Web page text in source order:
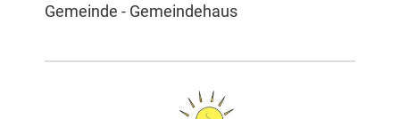
Gemeinde - Gemeindehaus